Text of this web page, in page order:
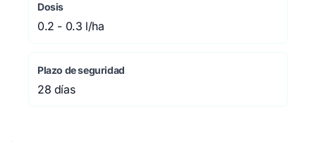
Dosis
0.2 - 0.3 l/ha
Plazo de seguridad
28 días